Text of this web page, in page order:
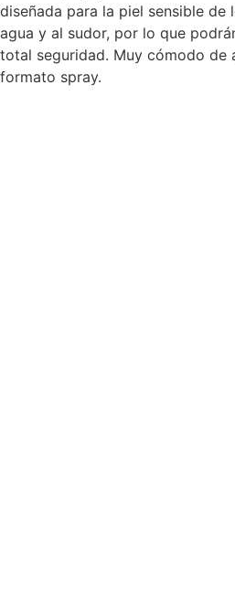
diseñada para la piel sensible de
agua y al sudor, por lo que
total seguridad. Muy cómodo de
formato spray.